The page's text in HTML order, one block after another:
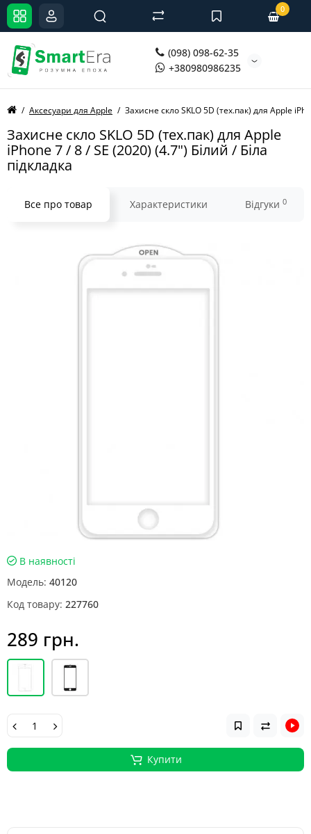
(098) 098-62-35
+380980986235
0
Аксесуари для Apple Захисне скло SKLO 5D (тех.пак) для Apple
Захисне скло SKLO 5D (тех.пак) для Apple
iPhone 7 / 8 / SE (2020) (4.7") Білий / Біла
підкладка
Все про товар Характеристики Відгуки 0
В наявності
Модель: 40120
Код товару: 227760
289 грн.
Купити